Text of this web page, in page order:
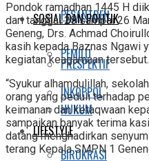
PESANTREN
PEMILU
INKOPPOL
LIFESTYLE
SOSIAL DAN POLITIK
PRESPEKTIF
HUKUM
BIROKRASI
Pondok ramadhan 1445 H
dari tanggal 25 sampai 26
Geneng, Drs. Achmad
kasih kepada Baznas Ngawi
kegiatan keagamaan tersebut.
“Syukur alhamdulillah,
orang yang peduli terhadap
keimanan dan ketaqwaan
sampaikan banyak terima
datang menghadirkan
terang Kepala SMPN 1